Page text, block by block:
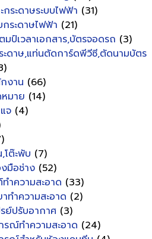
กระดาษระบบไฟฟ้า (31)
กระดาษไฟฟ้า (21)
มป์เวลาเอกสาร,บัตรจอดรถ (3)
ดาษ,แท่นตัดการ์ดพีวีซี,ตัดนามบัตร
งาน (66)
มาย (14)
จ (4)
โต๊ะพับ (7)
มือช่าง (52)
ความสะอาด (33)
ทำความสะอาด (2)
ย์ปรับอากาศ (3)
รณ์ทำความสะอาด (24)